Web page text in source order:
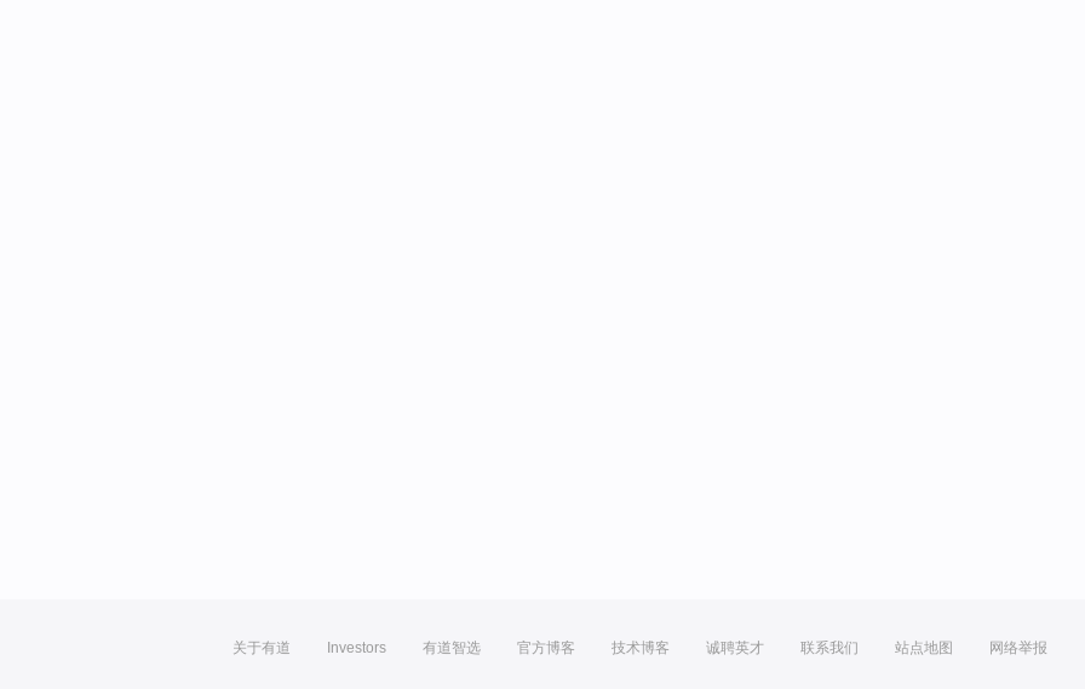
关于有道 Investors 有道智选 官方博客 技术博客 诚聘英才 联系我们 站点地图 网络举报